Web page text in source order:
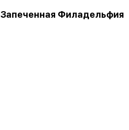
Запеченная Филадельфия